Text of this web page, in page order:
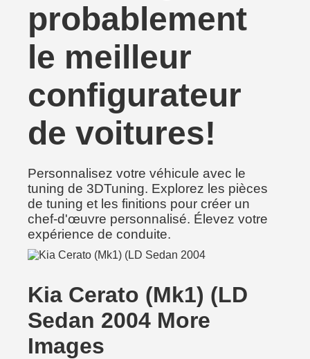
probablement
le meilleur
configurateur
de voitures!
Personnalisez votre véhicule avec le
tuning de 3DTuning. Explorez les pièces
de tuning et les finitions pour créer un
chef-d'œuvre personnalisé. Élevez votre
expérience de conduite.
Kia Cerato (Mk1) (LD
Sedan 2004 More
Images